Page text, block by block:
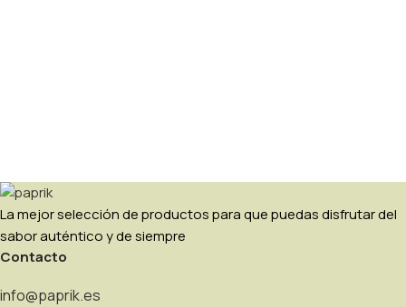
La mejor selección de productos para que puedas disfrutar del
sabor auténtico y de siempre
Contacto
info@paprik.es